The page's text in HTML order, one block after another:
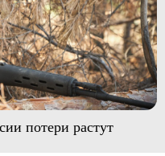
потери растут